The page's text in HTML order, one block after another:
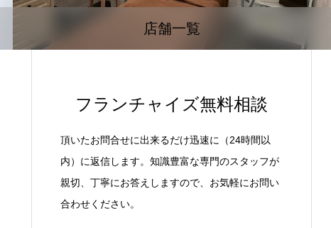
店舗一覧
フランチャイズ無料相談
頂いたお問合せに出来るだけ迅速に（24時間以
内）に返信します。知識豊富な専門のスタッフが
親切、丁寧にお答えしますので、お気軽にお問い
合わせください。